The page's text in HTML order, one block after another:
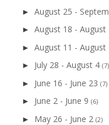
► August 25 -
► August 18 - August
► August 11 - August
► July 28 - August 4 (7)
► June 16 - June 23 (7)
► June 2 - June 9 (6)
► May 26 - June 2 (2)